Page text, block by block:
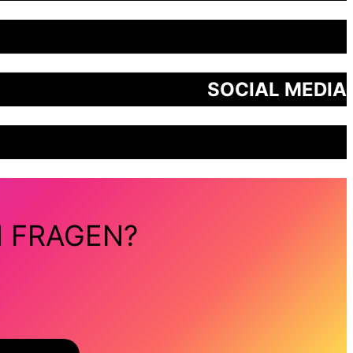
SOCIAL MEDIA